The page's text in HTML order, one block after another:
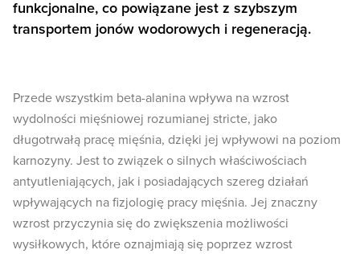
funkcjonalne, co powiązane jest z szybszym
transportem jonów wodorowych i regeneracją.
Przede wszystkim beta-alanina wpływa na wzrost
wydolności mięśniowej rozumianej stricte, jako
długotrwałą pracę mięśnia, dzięki jej wpływowi na poziom
karnozyny. Jest to związek o silnych właściwościach
antyutleniających, jak i posiadających szereg działań
wpływających na fizjologię pracy mięśnia. Jej znaczny
wzrost przyczynia się do zwiększenia możliwości
wysiłkowych, które oznajmiają się poprzez wzrost